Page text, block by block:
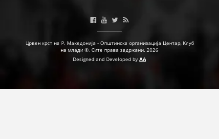
ПРИРАЧНИЦИ
Црвен крст на Р. Македонија - Општинска организација Центар, Клуб
на млади ©. Сите права задржани. 2026
Designed and Developed by AA